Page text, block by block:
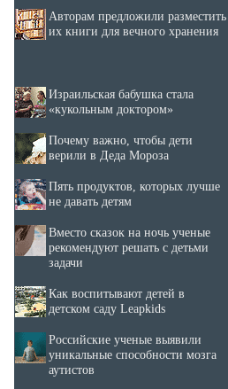
Авторам предложили разместить
их книги для вечного хранения
Израильская бабушка стала
«кукольным доктором»
Почему важно, чтобы дети
верили в Деда Мороза
Пять продуктов, которых лучше
не давать детям
Вместо сказок на ночь ученые
рекомендуют решать с детьми
задачи
Как воспитывают детей в
детском саду Leapkids
Российские ученые выявили
уникальные способности мозга
аутистов